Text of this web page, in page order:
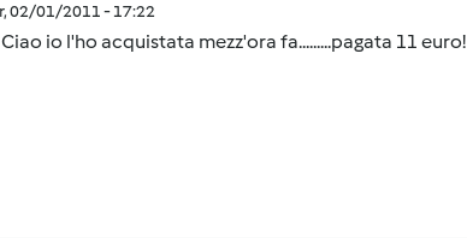
02/01/2011 - 17:22
Ciao io l'ho acquistata mezz'ora fa.........pagata 11 euro!